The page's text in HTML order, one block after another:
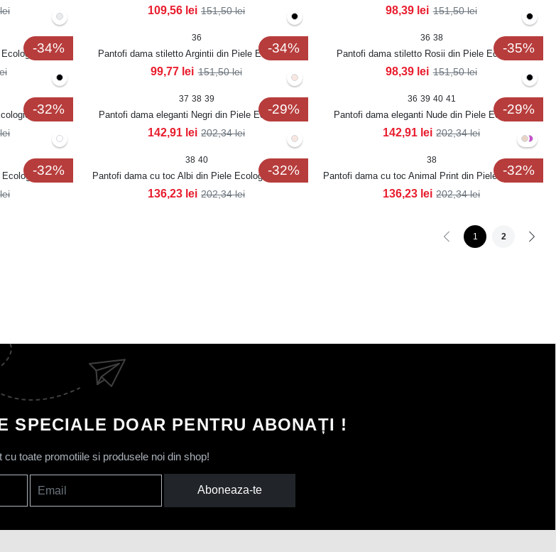
lei
Intoarsa Unaisa
109,56 lei 151,50lei
Intoarsa Anaika3
98,39 lei 151,50lei
-34%
Anaika -34%
36
Pantofi dama stiletto Argintii din Piele Ecologica
Anaika
99,77 lei 151,50lei
-35%
36 38
Pantofi dama stiletto Rosii din Piele Ecologica
Anaika2
98,39 lei 151,50lei
-32%
Intoarsa
lei
-29%
37 38 39
Pantofi dama eleganti Negri din Piele Ecologica
Maleka
142,91 lei 202,34lei
-29%
36 39 40 41
Pantofi dama eleganti Nude din Piele Ecologica
Maleka
142,91 lei 202,34lei
-32%
Signy
lei
-32%
38 40
Pantofi dama cu toc Albi din Piele Ecologica Signy
136,23 lei 202,34lei
-32%
38
Pantofi dama cu toc Animal Print din Piele Ecologica
Intoarsa Zulma
136,23 lei 202,34lei
1 2
SPECIALE DOAR PENTRU ABONAȚI !
cu toate promotiile si produsele noi din shop!
Email Aboneaza-te